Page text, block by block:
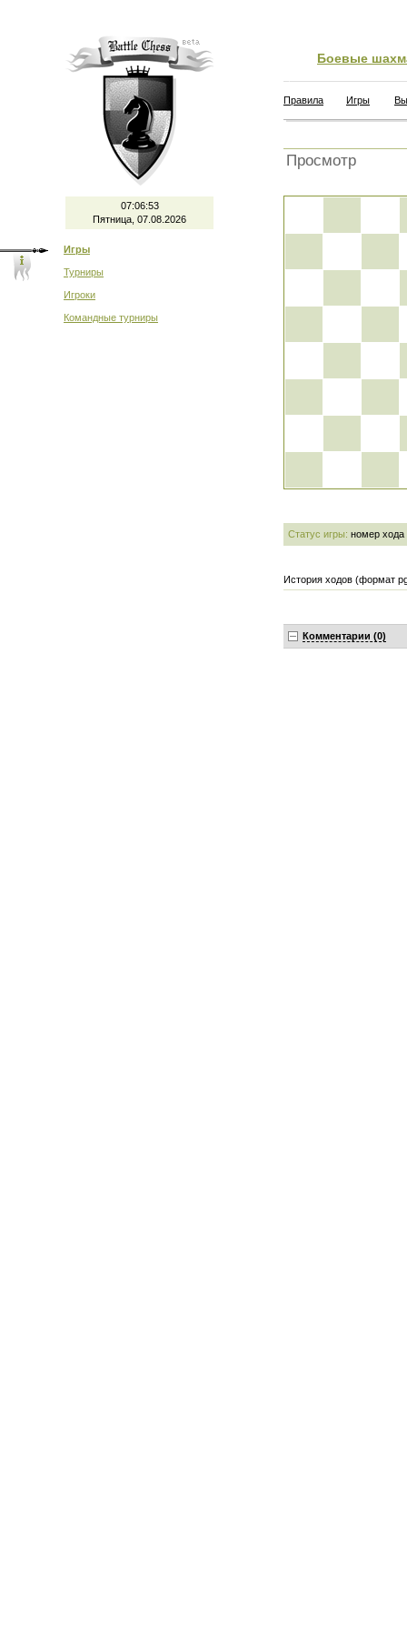
07:06:54
Пятница, 07.08.2026
Игры
Турниры
Игроки
Командные турниры
Боевые
Правила Игры
Просмотр
Статус игры: номер хода
История ходов (формат
Комментарии (0)